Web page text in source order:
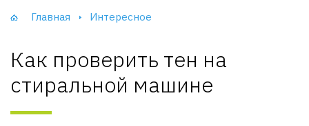
Главная Интересное
Как проверить тен на
стиральной машине